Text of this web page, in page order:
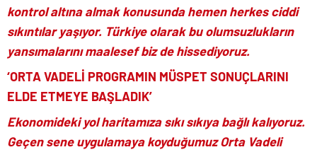
kontrol altına almak konusunda hemen herkes ciddi
sıkıntılar yaşıyor. Türkiye olarak bu olumsuzlukların
yansımalarını maalesef biz de hissediyoruz.
‘ORTA VADELİ PROGRAMIN MÜSPET SONUÇLARINI
ELDE ETMEYE BAŞLADIK’
Ekonomideki yol haritamıza sıkı sıkıya bağlı kalıyoruz.
Geçen sene uygulamaya koyduğumuz Orta Vadeli